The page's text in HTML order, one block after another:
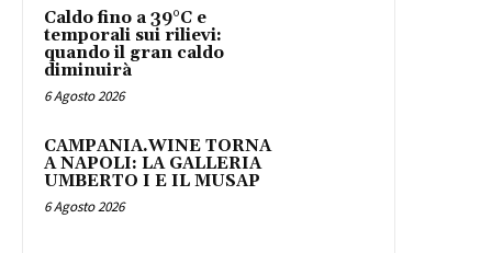
Caldo fino a 39°C e
temporali sui rilievi:
quando il gran caldo
diminuirà
6 Agosto 2026
CAMPANIA.WINE TORNA
A NAPOLI: LA GALLERIA
UMBERTO I E IL MUSAP
6 Agosto 2026